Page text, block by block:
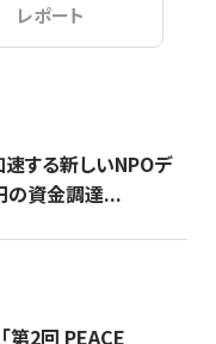
レポート
速する新しいNPOデ
の資金調達...
第2回 PEACE